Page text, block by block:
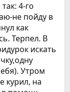
4-го
не пойду в
как
Терпел. В
искать
Утром
курил, на